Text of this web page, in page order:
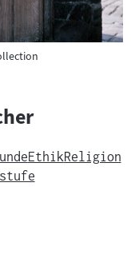
EthikReligion